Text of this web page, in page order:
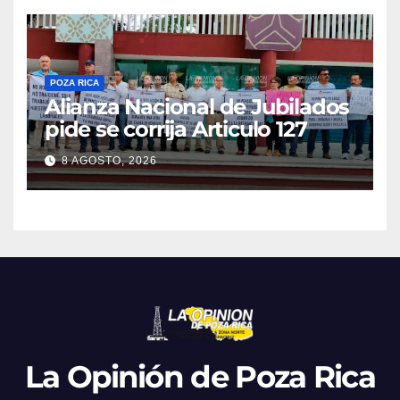
POZA RICA
Alianza Nacional de Jubilados
pide se corrija Articulo 127
8 AGOSTO, 2026
La Opinión de Poza Rica